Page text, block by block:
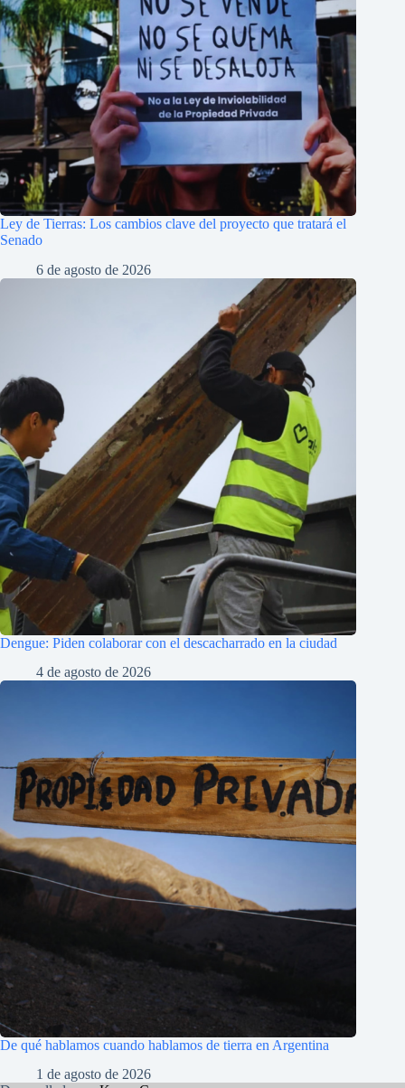
Ley de Tierras: Los cambios clave del proyecto que tratará el
Senado
6 de agosto de 2026
Dengue: Piden colaborar con el descacharrado en la ciudad
4 de agosto de 2026
De qué hablamos cuando hablamos de tierra en Argentina
1 de agosto de 2026